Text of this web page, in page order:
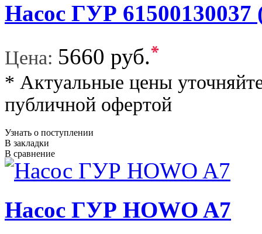
Насос ГУР 61500130037
Цена: 5660 руб.*
* Актуальные цены
публичной офертой
Узнать о поступлении
В закладки
В сравнение
Насос ГУР HOWO A7